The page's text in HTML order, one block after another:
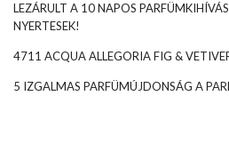
LEZÁRULT A 10 NAPOS
NYERTESEK!
4711 ACQUA ALLEGORIA FIG &
5 IZGALMAS PARFÜMÚJDONSÁG A